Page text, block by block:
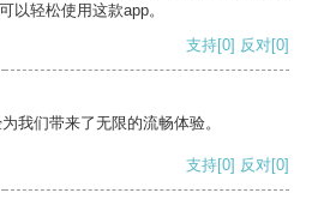
以轻松使用这款app。
支持[0] 反对[0]
我们带来了无限的流畅体验。
支持[0] 反对[0]